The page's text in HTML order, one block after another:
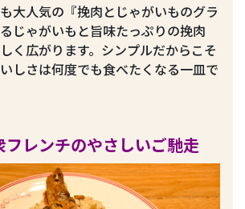
大人気の『挽肉とじゃがいものグラ
じゃがいもと旨味たっぷりの挽肉
く広がります。シンプルだからこそ
しさは何度でも食べたくなる一皿で
レンチのやさしいご馳走